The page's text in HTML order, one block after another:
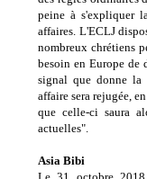
peine à s'expliquer
affaires. L'ECLJ
nombreux chrétiens
besoin en Europe de
signal que donne la
affaire sera rejugée,
que celle-ci saura
actuelles".
Asia Bibi